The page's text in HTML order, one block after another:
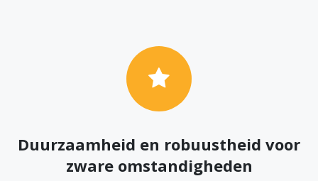
Duurzaamheid en robuustheid voor
zware omstandigheden